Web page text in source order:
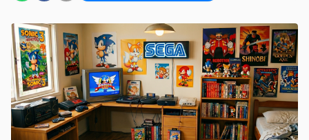
Uso e Política de Privacidade do Canaltech.